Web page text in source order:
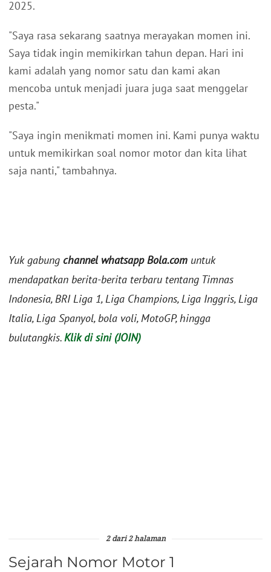
2025.
"Saya rasa sekarang saatnya merayakan momen ini.
Saya tidak ingin memikirkan tahun depan. Hari ini
kami adalah yang nomor satu dan kami akan
mencoba untuk menjadi juara juga saat menggelar
pesta."
"Saya ingin menikmati momen ini. Kami punya waktu
untuk memikirkan soal nomor motor dan kita lihat
saja nanti," tambahnya.
Yuk gabung channel whatsapp Bola.com untuk
mendapatkan berita-berita terbaru tentang Timnas
Indonesia, BRI Liga 1, Liga Champions, Liga Inggris, Liga
Italia, Liga Spanyol, bola voli, MotoGP, hingga
bulutangkis.Klik di sini (JOIN)
2 dari 2 halaman
Sejarah Nomor Motor 1